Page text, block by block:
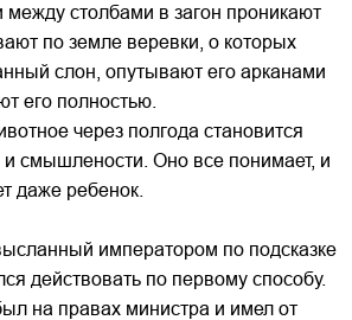
между столбами в загон проникают
по земле веревки, о которых
слон, опутывают его арканами
его полностью.
через полгода становится
и смышлености. Оно все понимает, и
даже ребенок.
императором по подсказке
действовать по первому способу.
на правах министра и имел от